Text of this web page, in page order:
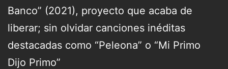
Banco” (2021), proyecto que acaba de
liberar; sin olvidar canciones inéditas
destacadas como “Peleona” o “Mi Primo
Dijo Primo”